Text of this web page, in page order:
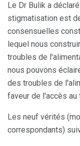
Le Dr Bulik a
stigmatisation est
consensuelles
lequel nous
troubles de
nous pouvons
des troubles de
faveur de l'accès
Les neuf vérités
correspondants)